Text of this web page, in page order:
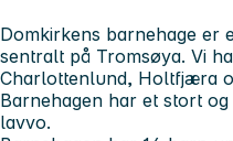
Domkirkens barnehage er
sentralt på Tromsøya. Vi
Charlottenlund, Holtfjæra
Barnehagen har et stort
lavvo.